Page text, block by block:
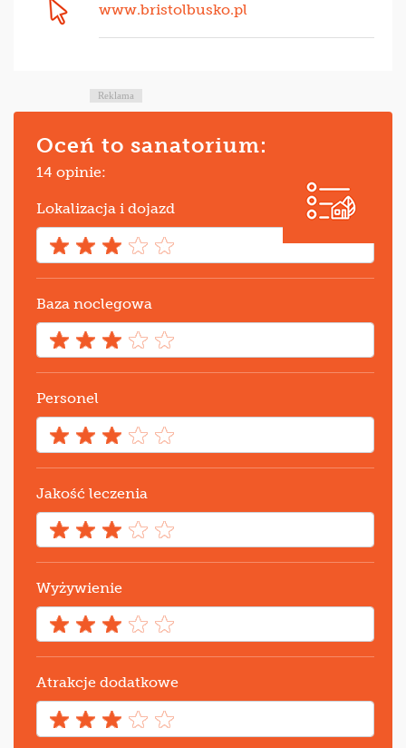
www.bristolbusko.pl
Reklama
Oceń to sanatorium:
14 opinie:
Lokalizacja i dojazd
Baza noclegowa
Personel
Jakość leczenia
Wyżywienie
Atrakcje dodatkowe